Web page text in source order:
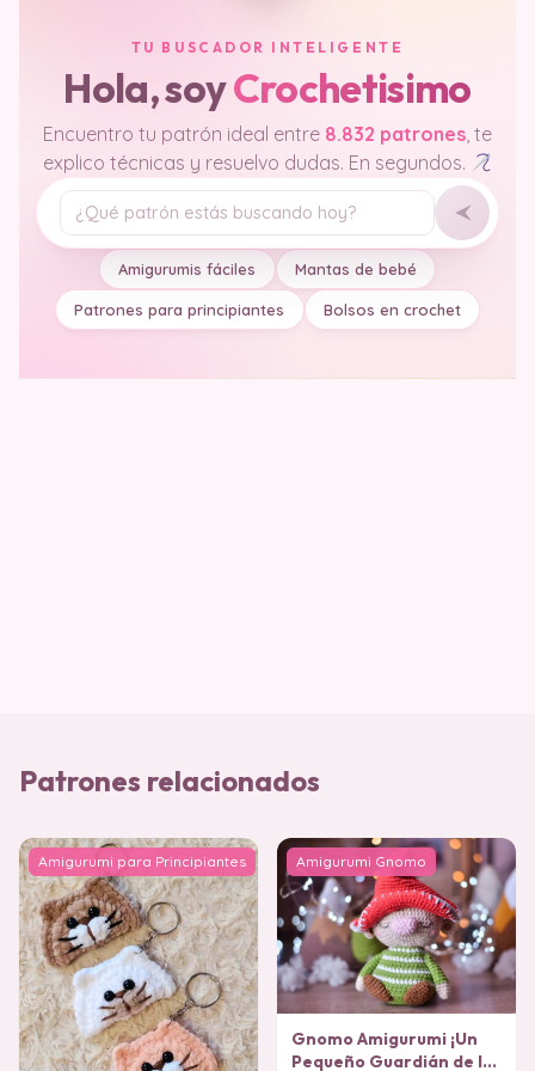
TU BUSCADOR INTELIGENTE
Hola, soyCrochetisimo
Encuentro tu patrón ideal entre 8.832 patrones , te
explico técnicas y resuelvo dudas. En segundos.
Tu pregunta
Amigurumis fáciles Mantas de bebé
Patrones para principiantes Bolsos en crochet
Patrones relacionados
Amigurumi para Principiantes Amigurumi Gnomo
Gnomo Amigurumi ¡Un
Pequeño Guardián de la